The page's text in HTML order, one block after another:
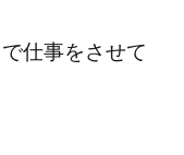
仕事をさせて